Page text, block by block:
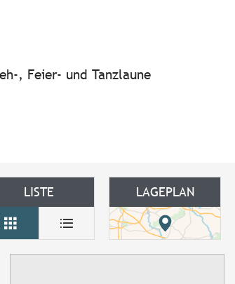
, Feier- und Tanzlaune
LISTE LAGEPLAN